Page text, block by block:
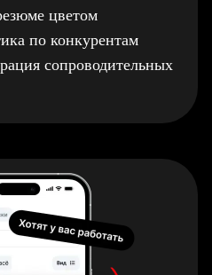
цветом
по конкурентам
сопроводительных